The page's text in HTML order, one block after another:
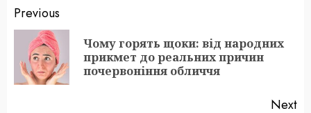
Post
navigation
Previous
Чому горять щоки: від народних
прикмет до реальних причин
почервоніння обличчя
Next